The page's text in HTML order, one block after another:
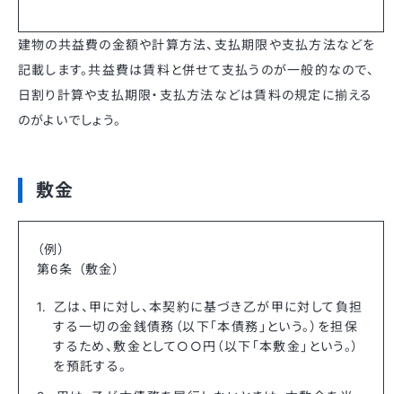
建物の共益費の金額や計算方法、支払期限や支払方法などを
記載します。共益費は賃料と併せて支払うのが一般的なので、
日割り計算や支払期限・支払方法などは賃料の規定に揃える
のがよいでしょう。
敷金
（例）
第6条 （敷金）
乙は、甲に対し、本契約に基づき乙が甲に対して負担
する一切の金銭債務（以下「本債務」という。）を担保
するため、敷金として○○円（以下「本敷金」という。）
を預託する。